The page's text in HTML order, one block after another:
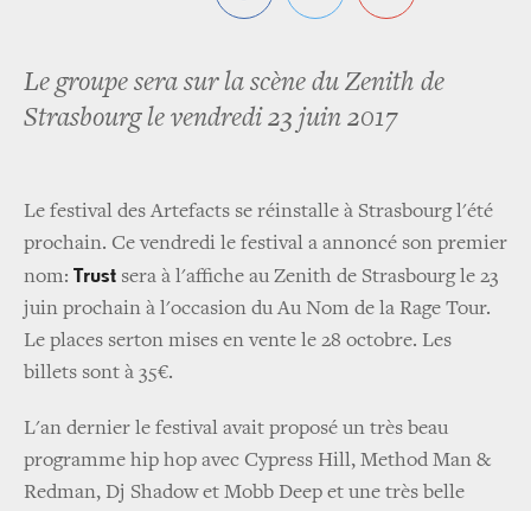
Le groupe sera sur la scène du Zenith de
Strasbourg le vendredi 23 juin 2017
Le festival des Artefacts se réinstalle à Strasbourg l'été
prochain. Ce vendredi le festival a annoncé son premier
nom: Trust sera à l'affiche au Zenith de Strasbourg le 23
juin prochain à l'occasion du Au Nom de la Rage Tour.
Le places serton mises en vente le 28 octobre. Les
billets sont à 35€.
L'an dernier le festival avait proposé un très beau
programme hip hop avec Cypress Hill, Method Man &
Redman, Dj Shadow et Mobb Deep et une très belle